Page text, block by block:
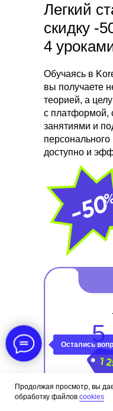
Легкий
скидку -
4
Обучаясь в
вы получаете
теорией, а
с платформой,
занятиями и
доступно и
5
Продолжая просмотр, вы
обработку файлов cookies
Остались